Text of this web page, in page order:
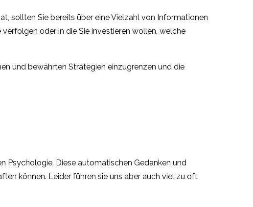
sollten Sie bereits über eine Vielzahl von Informationen
oder in die Sie investieren wollen, welche
und bewährten Strategien einzugrenzen und die
Psychologie. Diese automatischen Gedanken und
können. Leider führen sie uns aber auch viel zu oft